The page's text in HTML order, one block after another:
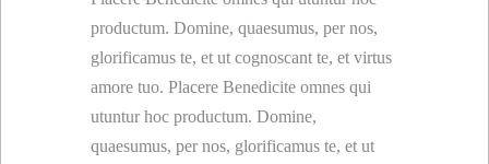
productum. Domine, quaesumus, per nos,
glorificamus te, et ut cognoscant te, et virtus
amore tuo. Placere Benedicite omnes qui
utuntur hoc productum. Domine,
quaesumus, per nos, glorificamus te, et ut